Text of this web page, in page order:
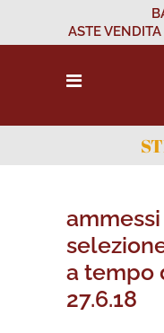
ASTE
a tempo
27.6.18